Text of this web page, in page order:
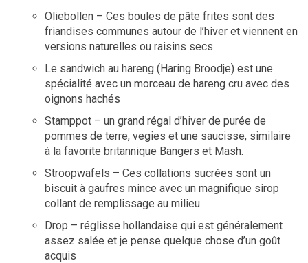
Oliebollen – Ces boules de pâte frites sont des
friandises communes autour de l’hiver et viennent en
versions naturelles ou raisins secs.
Le sandwich au hareng (Haring Broodje) est une
spécialité avec un morceau de hareng cru avec des
oignons hachés
Stamppot – un grand régal d’hiver de purée de
pommes de terre, vegies et une saucisse, similaire
à la favorite britannique Bangers et Mash.
Stroopwafels – Ces collations sucrées sont un
biscuit à gaufres mince avec un magnifique sirop
collant de remplissage au milieu
Drop – réglisse hollandaise qui est généralement
assez salée et je pense quelque chose d’un goût
acquis